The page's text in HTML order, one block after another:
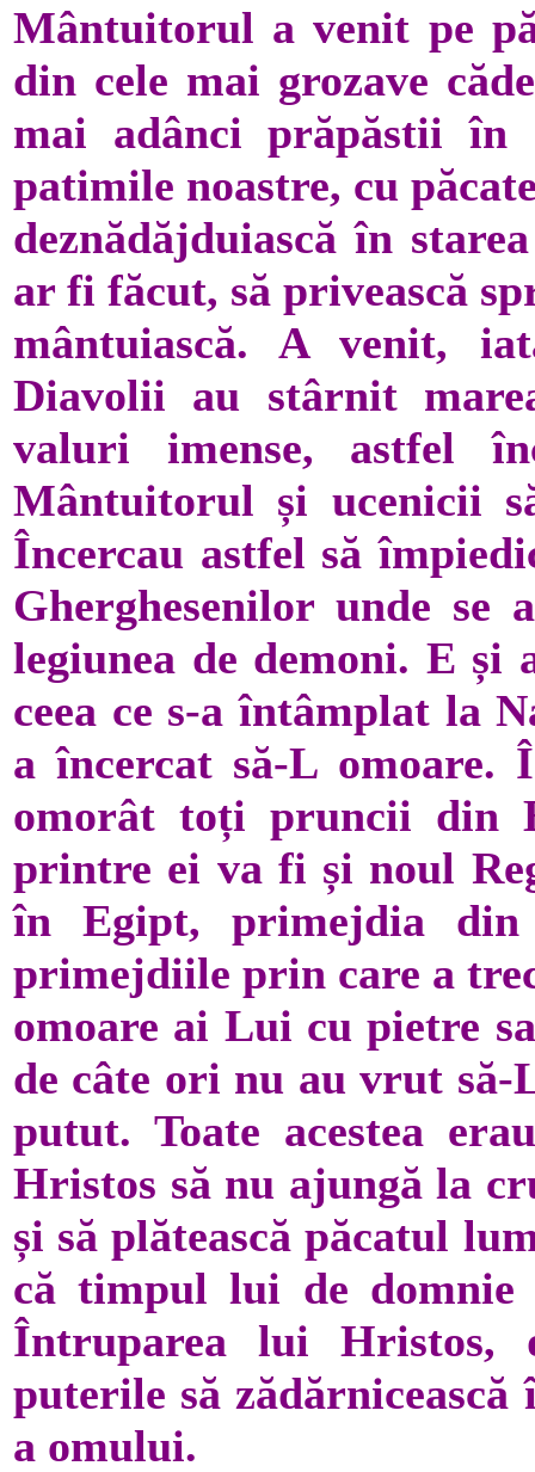
Mântuitorul a venit pe
din cele mai grozave
mai adânci prăpăstii în
patimile noastre, cu
deznădăjduiască în
ar fi făcut, să privească
mântuiască. A venit,
Diavolii au stârnit
valuri imense, astfel
Mântuitorul și ucenicii
Încercau astfel să
Gherghesenilor unde
legiunea de demoni. E și
ceea ce s-a întâmplat la
a încercat să-L
omorât toți pruncii din
printre ei va fi și noul
în Egipt, primejdia din
primejdiile prin care a
omoare ai Lui cu pietre
de câte ori nu au vrut
putut. Toate acestea
Hristos să nu ajungă la
și să plătească păcatul
că timpul lui de
Întruparea lui Hristos,
puterile să
a omului.